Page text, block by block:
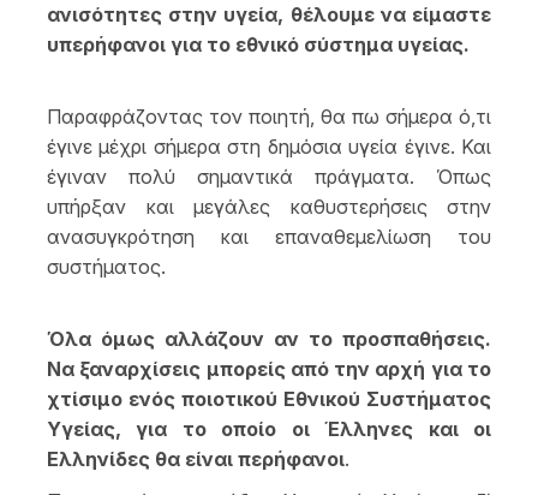
ανισότητες στην υγεία, θέλουμε να είμαστε
υπερήφανοι για το εθνικό σύστημα υγείας.
Παραφράζοντας τον ποιητή, θα πω σήμερα ό,τι
έγινε μέχρι σήμερα στη δημόσια υγεία έγινε. Και
έγιναν πολύ σημαντικά πράγματα. Όπως
υπήρξαν και μεγάλες καθυστερήσεις στην
ανασυγκρότηση και επαναθεμελίωση του
συστήματος.
Όλα όμως αλλάζουν αν το προσπαθήσεις.
Να ξαναρχίσεις μπορείς από την αρχή για το
χτίσιμο ενός ποιοτικού Εθνικού Συστήματος
Υγείας, για το οποίο οι Έλληνες και οι
Ελληνίδες θα είναι περήφανοι.